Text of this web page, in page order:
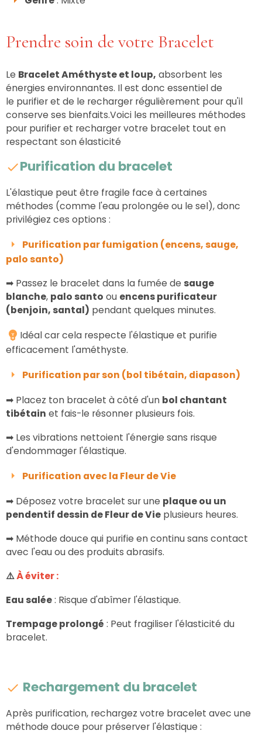
Prendre soin de votre Bracelet
Le Bracelet Améthyste et loup, absorbent les
énergies environnantes. Il est donc essentiel de
le purifier et de le recharger régulièrement pour qu'il
conserve ses bienfaits.Voici les meilleures méthodes
pour purifier et recharger votre bracelet tout en
respectant son élasticité
Purification du bracelet
L'élastique peut être fragile face à certaines
méthodes (comme l'eau prolongée ou le sel), donc
privilégiez ces options :
Purification par fumigation (encens, sauge,
palo santo)
➡ Passez le bracelet dans la fumée de sauge
blanche, palo santo ou encens purificateur
(benjoin, santal) pendant quelques minutes.
Idéal car cela respecte l'élastique et purifie
efficacement l'améthyste.
Purification par son (bol tibétain, diapason)
➡ Placez ton bracelet à côté d'un bol chantant
tibétain et fais-le résonner plusieurs fois.
➡ Les vibrations nettoient l'énergie sans risque
d'endommager l'élastique.
Purification avec la Fleur de Vie
➡ Déposez votre bracelet sur une plaque ou un
pendentif dessin de Fleur de Vie plusieurs heures.
➡ Méthode douce qui purifie en continu sans contact
avec l'eau ou des produits abrasifs.
⚠️À éviter :
Eau salée: Risque d'abîmer l'élastique.
Trempage prolongé : Peut fragiliser l'élasticité du
bracelet.
Rechargement du bracelet
Après purification, rechargez votre bracelet avec une
méthode douce pour préserver l'élastique :